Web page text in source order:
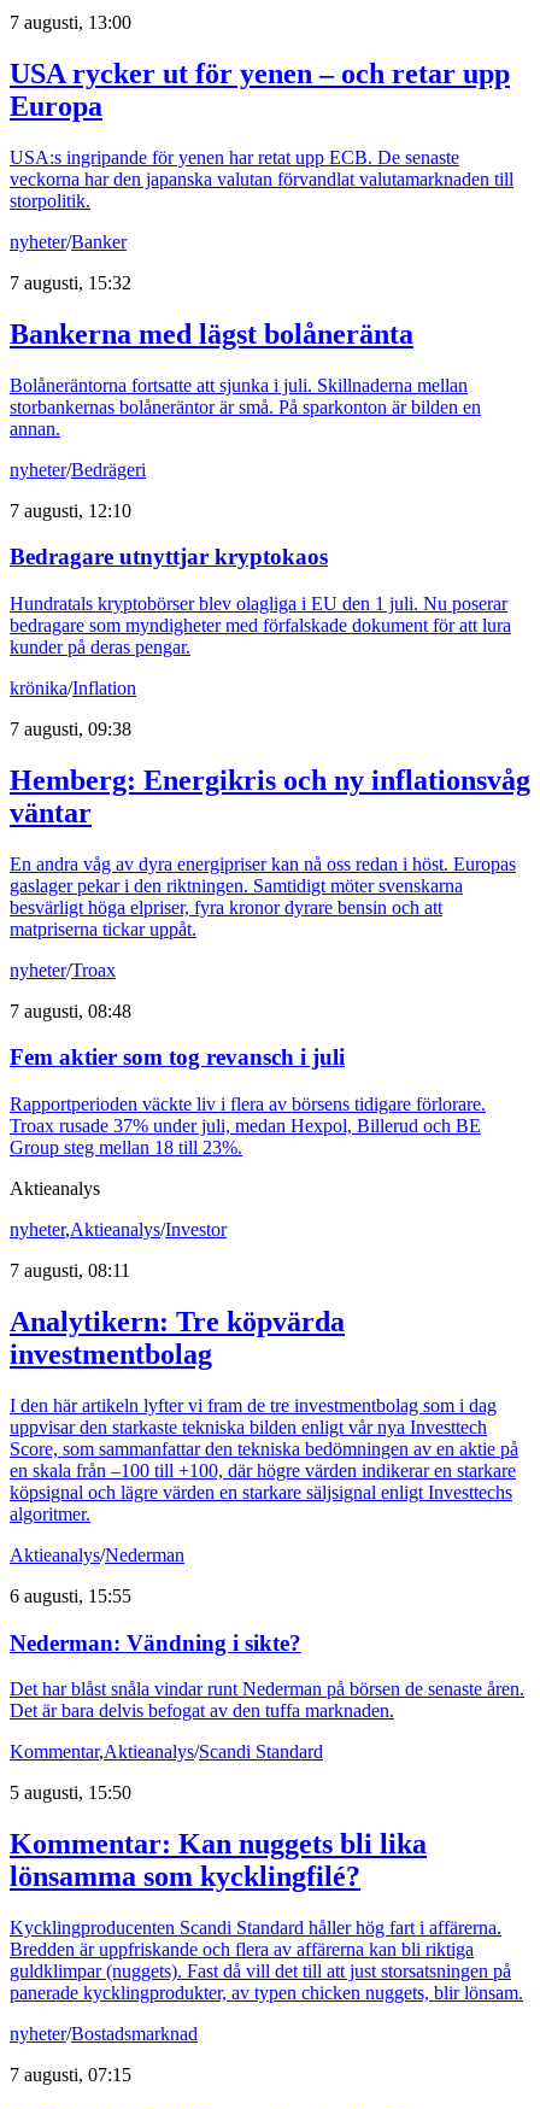
7 augusti, 13:00
USA rycker ut för yenen – och retar upp
Europa
USA:s ingripande för yenen har retat upp ECB. De senaste
veckorna har den japanska valutan förvandlat valutamarknaden till
storpolitik.
nyheter/Banker
7 augusti, 15:32
Bankerna med lägst bolåneränta
Bolåneräntorna fortsatte att sjunka i juli. Skillnaderna mellan
storbankernas bolåneräntor är små. På sparkonton är bilden en
annan.
nyheter/Bedrägeri
7 augusti, 12:10
Bedragare utnyttjar kryptokaos
Hundratals kryptobörser blev olagliga i EU den 1 juli. Nu poserar
bedragare som myndigheter med förfalskade dokument för att lura
kunder på deras pengar.
krönika/Inflation
7 augusti, 09:38
Hemberg: Energikris och ny inflationsvåg
väntar
En andra våg av dyra energipriser kan nå oss redan i höst. Europas
gaslager pekar i den riktningen. Samtidigt möter svenskarna
besvärligt höga elpriser, fyra kronor dyrare bensin och att
matpriserna tickar uppåt.
nyheter/Troax
7 augusti, 08:48
Fem aktier som tog revansch i juli
Rapportperioden väckte liv i flera av börsens tidigare förlorare.
Troax rusade 37% under juli, medan Hexpol, Billerud och BE
Group steg mellan 18 till 23%.
Aktieanalys
nyheter,Aktieanalys/Investor
7 augusti, 08:11
Analytikern: Tre köpvärda
investmentbolag
I den här artikeln lyfter vi fram de tre investmentbolag som i dag
uppvisar den starkaste tekniska bilden enligt vår nya Investtech
Score, som sammanfattar den tekniska bedömningen av en aktie på
en skala från –100 till +100, där högre värden indikerar en starkare
köpsignal och lägre värden en starkare säljsignal enligt Investtechs
algoritmer.
Aktieanalys/Nederman
6 augusti, 15:55
Nederman: Vändning i sikte?
Det har blåst snåla vindar runt Nederman på börsen de senaste åren.
Det är bara delvis befogat av den tuffa marknaden.
Kommentar,Aktieanalys/Scandi Standard
5 augusti, 15:50
Kommentar: Kan nuggets bli lika
lönsamma som kycklingfilé?
Kycklingproducenten Scandi Standard håller hög fart i affärerna.
Bredden är uppfriskande och flera av affärerna kan bli riktiga
guldklimpar (nuggets). Fast då vill det till att just storsatsningen på
panerade kycklingprodukter, av typen chicken nuggets, blir lönsam.
nyheter/Bostadsmarknad
7 augusti, 07:15